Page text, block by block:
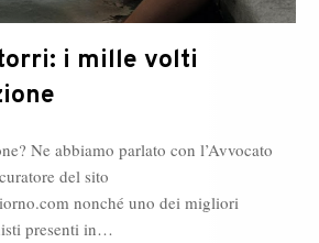
i mille volti
Ne abbiamo parlato con l’Avvocato
del sito
nonché uno dei migliori
presenti in…